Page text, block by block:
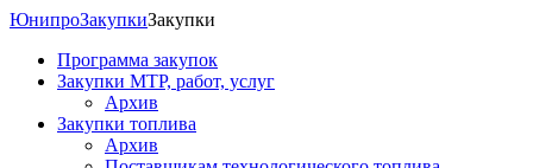
ЮнипроЗакупкиЗакупки
Программа закупок
Закупки МТР, работ, услуг
Архив
Закупки топлива
Архив